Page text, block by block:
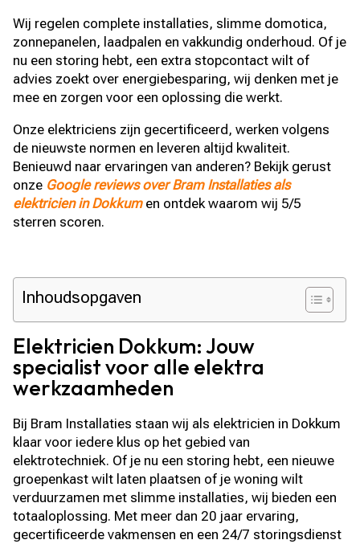
Wij regelen complete installaties, slimme domotica,
zonnepanelen, laadpalen en vakkundig onderhoud. Of je
nu een storing hebt, een extra stopcontact wilt of
advies zoekt over energiebesparing, wij denken met je
mee en zorgen voor een oplossing die werkt.
Onze elektriciens zijn gecertificeerd, werken volgens
de nieuwste normen en leveren altijd kwaliteit.
Benieuwd naar ervaringen van anderen? Bekijk gerust
onze Google reviews over Bram Installaties als
elektricien in Dokkumen ontdek waarom wij 5/5
sterren scoren.
Inhoudsopgaven
Elektricien Dokkum: Jouw
specialist voor alle elektra
werkzaamheden
Bij Bram Installaties staan wij als elektricien in Dokkum
klaar voor iedere klus op het gebied van
elektrotechniek. Of je nu een storing hebt, een nieuwe
groepenkast wilt laten plaatsen of je woning wilt
verduurzamen met slimme installaties, wij bieden een
totaaloplossing. Met meer dan 20 jaar ervaring,
gecertificeerde vakmensen en een 24/7 storingsdienst